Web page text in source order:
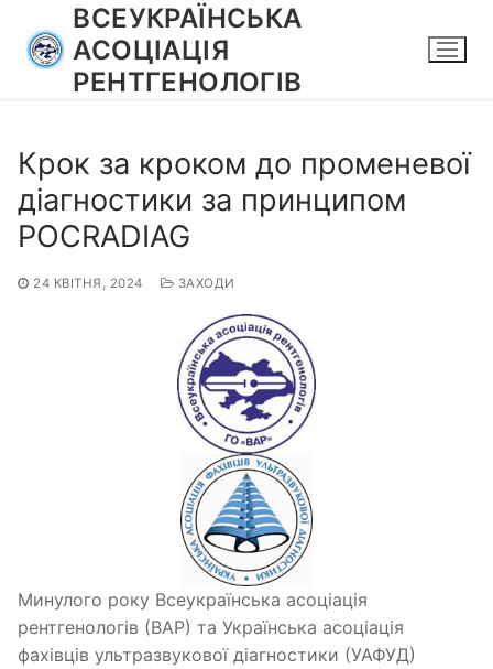
вмісту
ВСЕУКРАЇНСЬКА
АСОЦІАЦІЯ
РЕНТГЕНОЛОГІВ
Крок за кроком до променевої
діагностики за принципом
POCRADIAG
24 КВІТНЯ, 2024 ЗАХОДИ
Минулого року Всеукраїнська асоціація
рентгенологів (ВАР) та Українська асоціація
фахівців ультразвукової діагностики (УАФУД)